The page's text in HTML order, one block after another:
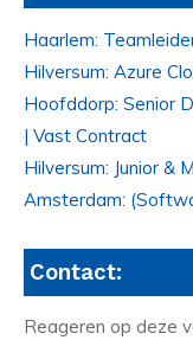
Haarlem:
Hilversum: Azure
Hoofddorp: Senior
| Vast Contract
Hilversum: Junior &
Amsterdam:
Contact:
Reageren op deze